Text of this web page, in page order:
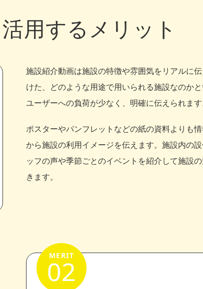
活用するメリット
施設紹介動画は施設の特徴や雰囲気をリアルに
けた、どのような用途で用いられる施設なのか
ユーザーへの負荷が少なく、明確に伝えられます
ポスターやパンフレットなどの紙の資料よりも
から施設の利用イメージを伝えます。施設内の
ッフの声や季節ごとのイベントを紹介して施設
きます。
02